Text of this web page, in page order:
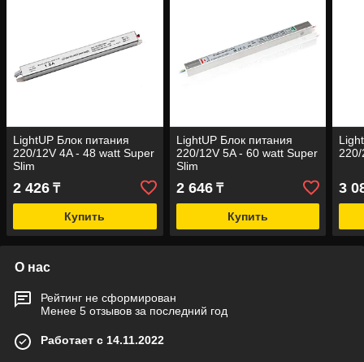
LightUP Блок питания
220/12V 4A - 48 watt Super
Slim
2 426 ₸
Купить
LightUP Блок питания
220/12V 5A - 60 watt Super
Slim
2 646₸
Купить
220/
3
О нас
Рейтинг не сформирован
Менее 5 отзывов за последний год
Работает с 14.11.2022